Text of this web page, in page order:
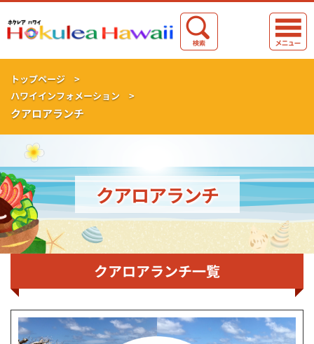
トップページ >
ハワイインフォメーション >
クアロアランチ
クアロアランチ
クアロアランチ一覧